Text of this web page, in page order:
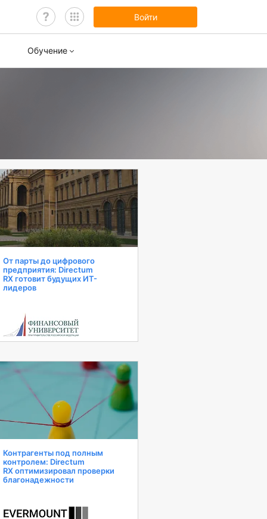
Войти
Обучение
От парты до цифрового
предприятия: Directum
RX готовит будущих ИТ-
лидеров
Контрагенты под полным
контролем: Directum
RX оптимизировал проверки
благонадежности